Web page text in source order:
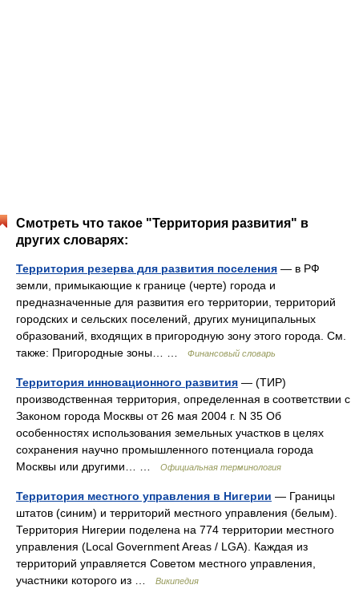
Смотреть что такое "Территория развития" в
других словарях:
Территория резерва для развития поселения — в РФ
земли, примыкающие к границе (черте) города и
предназначенные для развития его территории, территорий
городских и сельских поселений, других муниципальных
образований, входящих в пригородную зону этого города. См.
также: Пригородные зоны… …
Финансовый словарь
Территория инновационного развития — (ТИР)
производственная территория, определенная в соответствии с
Законом города Москвы от 26 мая 2004 г. N 35 Об
особенностях использования земельных участков в целях
сохранения научно промышленного потенциала города
Москвы или другими… …
Официальная терминология
Территория местного управления в Нигерии — Границы
штатов (синим) и территорий местного управления (белым).
Территория Нигерии поделена на 774 территории местного
управления (Local Government Areas / LGA). Каждая из
территорий управляется Советом местного управления,
участники которого из …
Википедия